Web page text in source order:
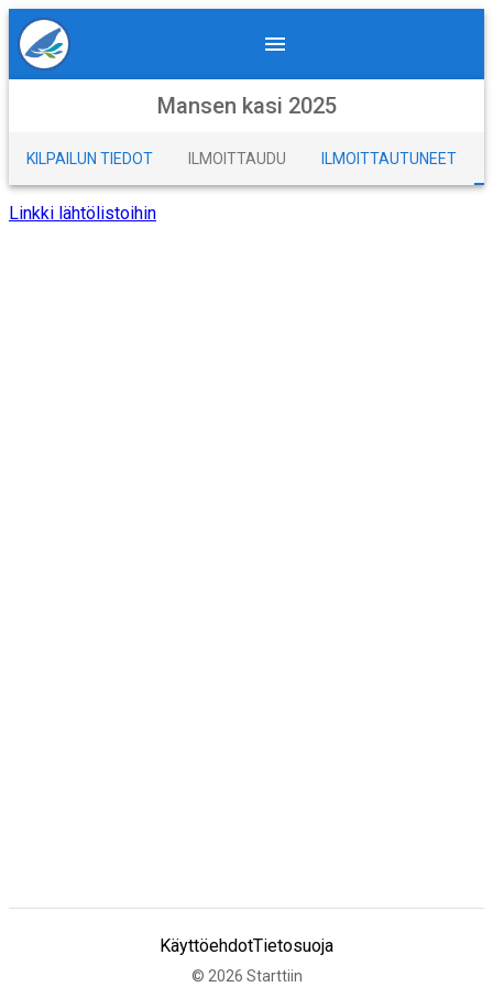
Mansen kasi 2025
KILPAILUN TIEDOT ILMOITTAUDU ILMOITTAUTUNEET
Linkki lähtölistoihin
KäyttöehdotTietosuoja
© 2026 Starttiin